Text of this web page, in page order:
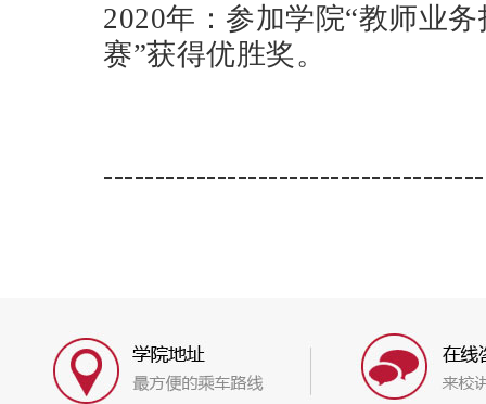
2020年：参加学院“教师业
赛”获得优胜奖。